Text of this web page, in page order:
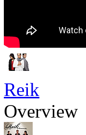
Reik
Overview